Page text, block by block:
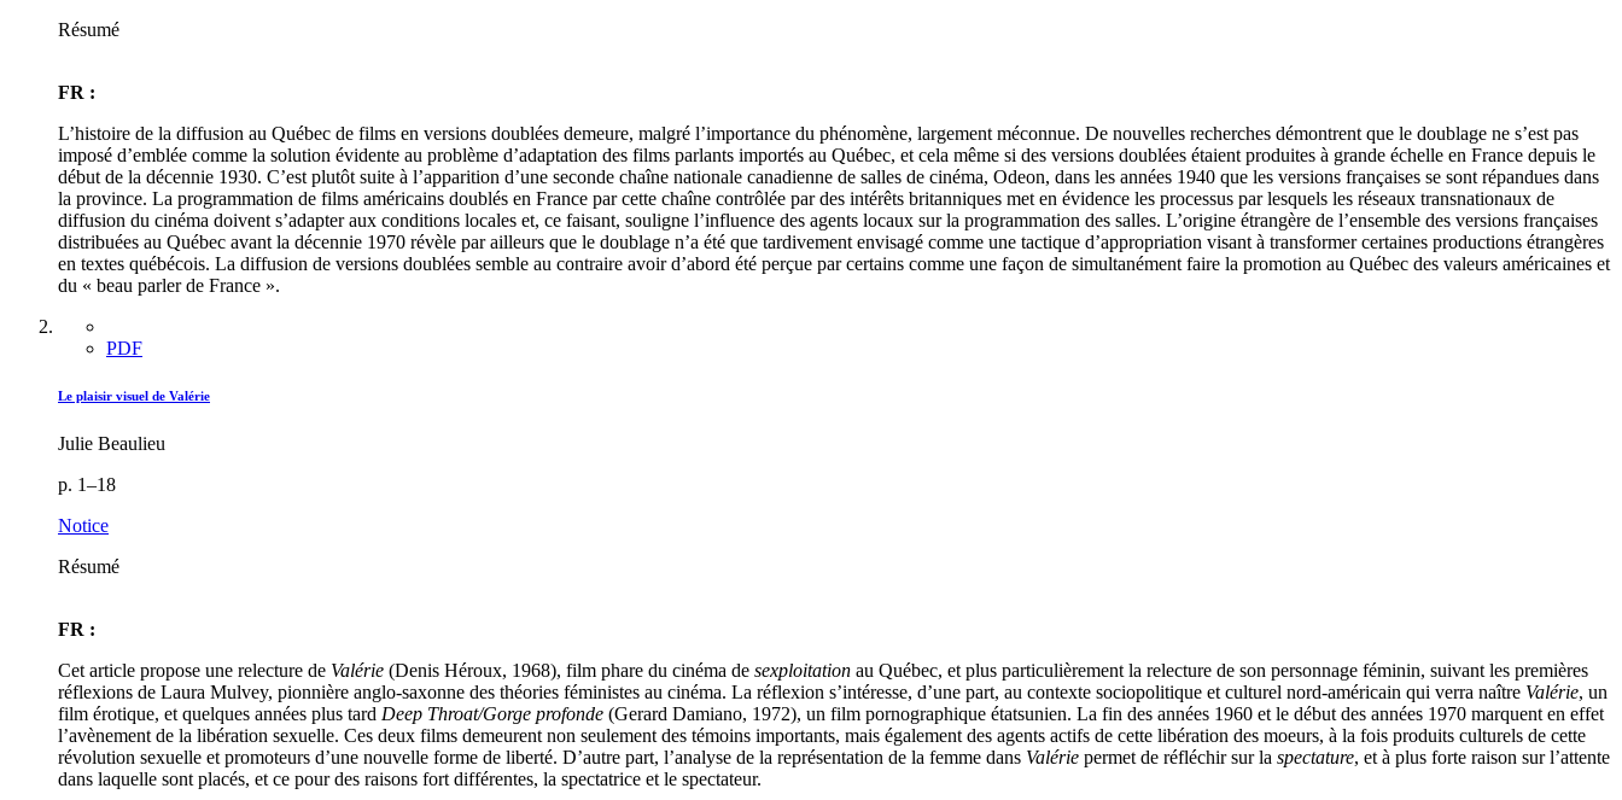
Résumé
FR :
L’histoire de la diffusion au Québec de films en versions doublées demeure, malgré l’importance du phénomène, largement méconnue. De nouvelles recherches démontrent que le doublage ne s’est pas
imposé d’emblée comme la solution évidente au problème d’adaptation des films parlants importés au Québec, et cela même si des versions doublées étaient produites à grande échelle en France depuis le
début de la décennie 1930. C’est plutôt suite à l’apparition d’une seconde chaîne nationale canadienne de salles de cinéma, Odeon, dans les années 1940 que les versions françaises se sont répandues dans
la province. La programmation de films américains doublés en France par cette chaîne contrôlée par des intérêts britanniques met en évidence les processus par lesquels les réseaux transnationaux de
diffusion du cinéma doivent s’adapter aux conditions locales et, ce faisant, souligne l’influence des agents locaux sur la programmation des salles. L’origine étrangère de l’ensemble des versions françaises
distribuées au Québec avant la décennie 1970 révèle par ailleurs que le doublage n’a été que tardivement envisagé comme une tactique d’appropriation visant à transformer certaines productions étrangères
en textes québécois. La diffusion de versions doublées semble au contraire avoir d’abord été perçue par certains comme une façon de simultanément faire la promotion au Québec des valeurs américaines et
du « beau parler de France ».
PDF
Le plaisir visuel de Valérie
Julie Beaulieu
p. 1–18
Notice
Résumé
FR :
Cet article propose une relecture de Valérie (Denis Héroux, 1968), film phare du cinéma de sexploitation au Québec, et plus particulièrement la relecture de son personnage féminin, suivant les premières
réflexions de Laura Mulvey, pionnière anglo-saxonne des théories féministes au cinéma. La réflexion s’intéresse, d’une part, au contexte sociopolitique et culturel nord-américain qui verra naître Valérie, un
film érotique, et quelques années plus tard Deep Throat/Gorge profonde (Gerard Damiano, 1972), un film pornographique étatsunien. La fin des années 1960 et le début des années 1970 marquent en effet
l’avènement de la libération sexuelle. Ces deux films demeurent non seulement des témoins importants, mais également des agents actifs de cette libération des moeurs, à la fois produits culturels de cette
révolution sexuelle et promoteurs d’une nouvelle forme de liberté. D’autre part, l’analyse de la représentation de la femme dans Valérie permet de réfléchir sur la spectature, et à plus forte raison sur l’attente
dans laquelle sont placés, et ce pour des raisons fort différentes, la spectatrice et le spectateur.